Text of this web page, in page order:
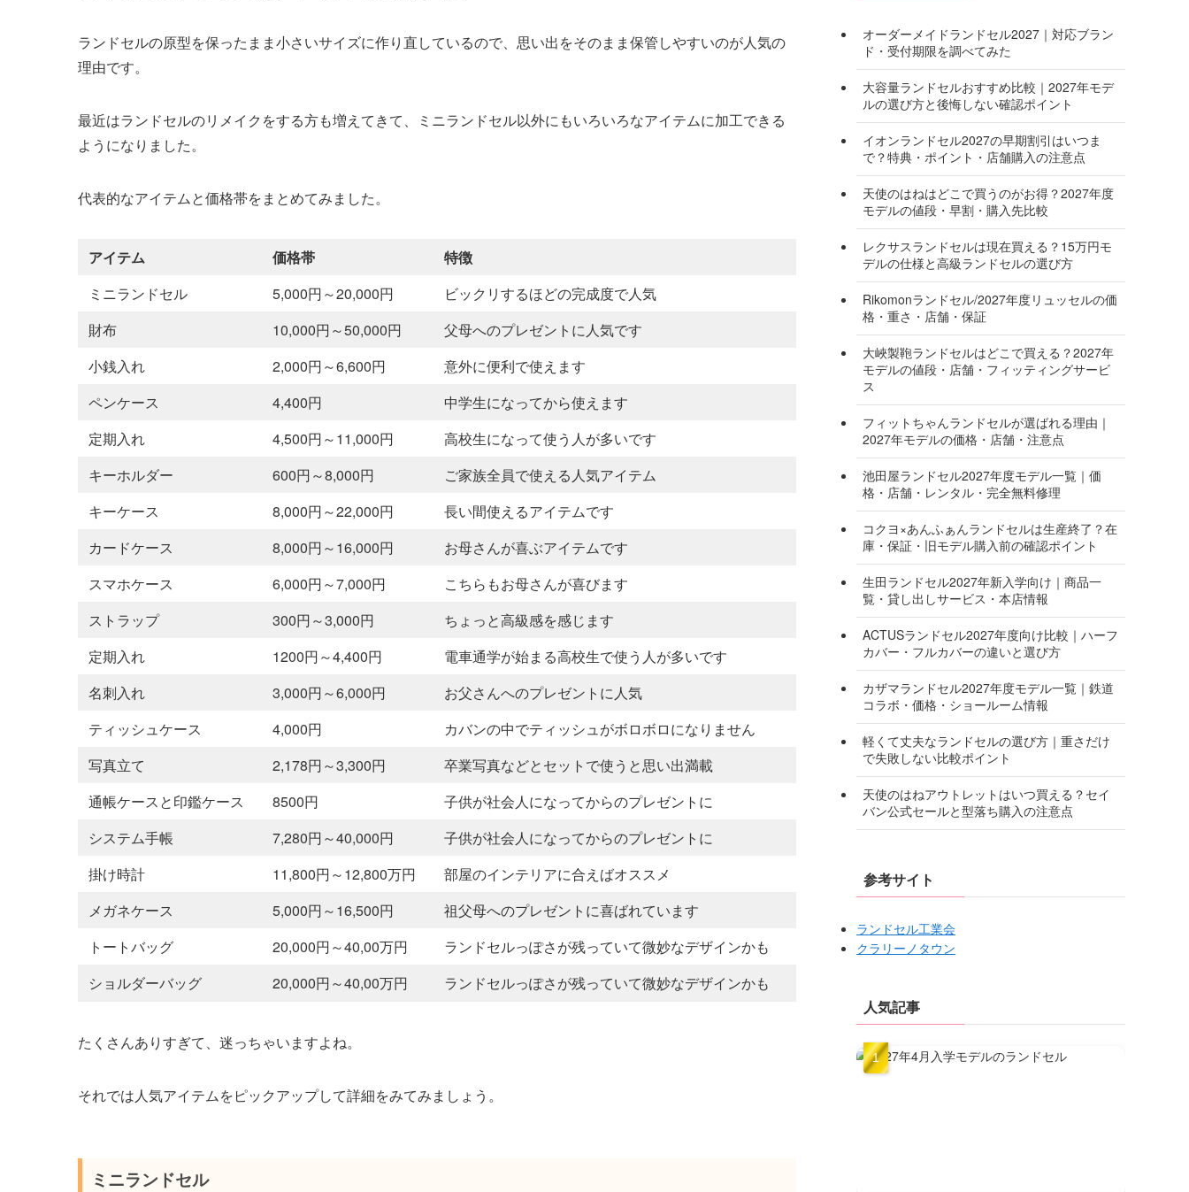
ランドセルの原型を保ったまま小さいサイズに作り直しているので、思い出をそのまま保管しやすいのが人気の
理由です。
最近はランドセルのリメイクをする方も増えてきて、ミニランドセル以外にもいろいろなアイテムに加工できる
ようになりました。
代表的なアイテムと価格帯をまとめてみました。
アイテム 価格帯
特徴
ミニランドセル
5,000円～20,000円
ビックリするほどの完成度で人気
財布
10,000円～50,000円
父母へのプレゼントに人気です
小銭入れ
2,000円～6,600円
意外に便利で使えます
ペンケース
4,400円
中学生になってから使えます
定期入れ
4,500円～11,000円
高校生になって使う人が多いです
キーホルダー
600円～8,000円
ご家族全員で使える人気アイテム
キーケース
8,000円～22,000円
長い間使えるアイテムです
カードケース
8,000円～16,000円
お母さんが喜ぶアイテムです
スマホケース
6,000円～7,000円
こちらもお母さんが喜びます
ストラップ
300円～3,000円
ちょっと高級感を感じます
定期入れ
1200円～4,400円
電車通学が始まる高校生で使う人が多いです
名刺入れ
3,000円～6,000円
お父さんへのプレゼントに人気
ティッシュケース
4,000円
カバンの中でティッシュがボロボロになりません
写真立て
2,178円～3,300円
卒業写真などとセットで使うと思い出満載
通帳ケースと印鑑ケース
8500円
子供が社会人になってからのプレゼントに
システム手帳
7,280円～40,000円
子供が社会人になってからのプレゼントに
掛け時計
11,800円～12,800万円
部屋のインテリアに合えばオススメ
メガネケース
5,000円～16,500円
祖父母へのプレゼントに喜ばれています
トートバッグ
20,000円～40,00万円
ランドセルっぽさが残っていて微妙なデザインかも
ショルダーバッグ
20,000円～40,00万円 ランドセルっぽさが残っていて微妙なデザインかも
たくさんありすぎて、迷っちゃいますよね。
それでは人気アイテムをピックアップして詳細をみてみましょう。
ミニランドセル
オーダーメイドランドセル2027｜対応ブラン
ド・受付期限を調べてみた
大容量ランドセルおすすめ比較｜2027年モデ
ルの選び方と後悔しない確認ポイント
イオンランドセル2027の早期割引はいつま
で？特典・ポイント・店舗購入の注意点
天使のはねはどこで買うのがお得？2027年度
モデルの値段・早割・購入先比較
レクサスランドセルは現在買える？15万円モ
デルの仕様と高級ランドセルの選び方
Rikomonランドセル/2027年度リュッセルの価
格・重さ・店舗・保証
大峽製鞄ランドセルはどこで買える？2027年
モデルの値段・店舗・フィッティングサービ
ス
フィットちゃんランドセルが選ばれる理由｜
2027年モデルの価格・店舗・注意点
池田屋ランドセル2027年度モデル一覧｜価
格・店舗・レンタル・完全無料修理
コクヨ×あんふぁんランドセルは生産終了？在
庫・保証・旧モデル購入前の確認ポイント
生田ランドセル2027年新入学向け｜商品一
覧・貸し出しサービス・本店情報
ACTUSランドセル2027年度向け比較｜ハーフ
カバー・フルカバーの違いと選び方
カザマランドセル2027年度モデル一覧｜鉄道
コラボ・価格・ショールーム情報
軽くて丈夫なランドセルの選び方｜重さだけ
で失敗しない比較ポイント
天使のはねアウトレットはいつ買える？セイ
バン公式セールと型落ち購入の注意点
参考サイト
ランドセル工業会
クラリーノタウン
人気記事